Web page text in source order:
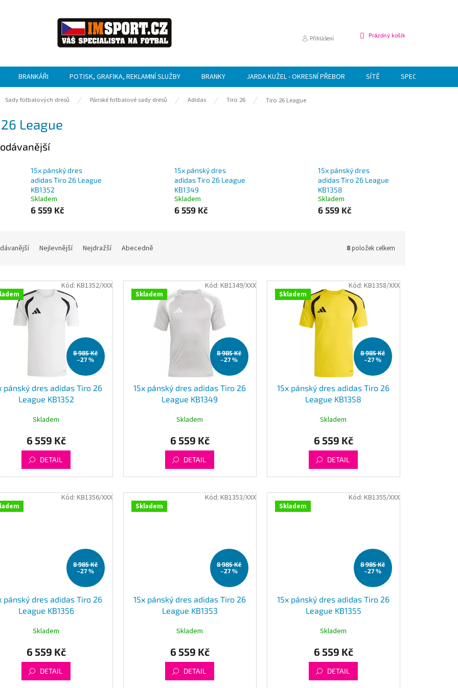
Přihlášení
NÁKUPNÍ
Prázdný košík
BRANKÁŘI POTISK, GRAFIKA, REKLAMNÍ SLUŽBY BRANKY JARDA KUŽEL - OKRESNÍ PŘEBOR SÍTĚ SPECIÁLNÍ NABÍDKA
Sady fotbalových dresů Pánské fotbalové sady dresů Adidas Tiro 26 Tiro 26 League
League
15x pánský dres
adidas Tiro 26 League
KB1352
Skladem
6 559 Kč
15x pánský dres
adidas Tiro 26 League
KB1349
Skladem
6 559 Kč
15x pánský dres
adidas Tiro 26 League
KB1358
Skladem
6 559 Kč
Nejlevnější Nejdražší Abecedně 8položek celkem
8 985 Kč
–27 %
pánský dres adidas Tiro 26
League KB1352
Skladem
6 559 Kč
DETAIL
Kód: KB1352/XXX
Skladem
8 985 Kč
–27 %
15x pánský dres adidas Tiro 26
League KB1349
Skladem
6 559 Kč
DETAIL
Kód: KB1349/XXX
Skladem
8 985 Kč
–27 %
15x pánský dres adidas Tiro 26
League KB1358
Skladem
6 559 Kč
DETAIL
Kód: KB1358/XXX
8 985 Kč
–27 %
pánský dres adidas Tiro 26
League KB1356
Skladem
6 559 Kč
DETAIL
Kód: KB1356/XXX
Skladem
8 985 Kč
–27 %
15x pánský dres adidas Tiro 26
League KB1353
Skladem
6 559 Kč
DETAIL
Kód: KB1353/XXX
Skladem
8 985 Kč
–27 %
15x pánský dres adidas Tiro 26
League KB1355
Skladem
6 559 Kč
DETAIL
Kód: KB1355/XXX